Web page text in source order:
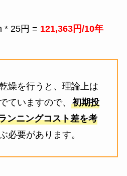
* 25円 = 121,363円/10年
燥を行うと、理論上は
ていますので、 初期投
ンニングコスト差を考
必要があります。